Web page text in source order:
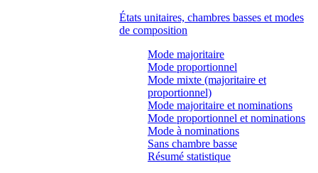
États unitaires, chambres basses et modes
de composition
Mode majoritaire
Mode proportionnel
Mode mixte (majoritaire et
proportionnel)
Mode majoritaire et nominations
Mode proportionnel et nominations
Mode à nominations
Sans chambre basse
Résumé statistique